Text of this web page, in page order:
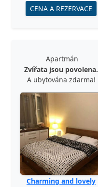
CENA A REZERVACE
Apartmán
Zvířata jsou povolena.
A ubytována zdarma!
Charming and lovely